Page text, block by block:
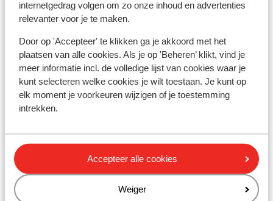
internetgedrag volgen om zo onze inhoud en advertenties
relevanter voor je te maken.
Door op 'Accepteer' te klikken ga je akkoord met het
plaatsen van alle cookies. Als je op 'Beheren’ klikt, vind je
meer informatie incl. de volledige lijst van cookies waar je
kunt selecteren welke cookies je wilt toestaan. Je kunt op
elk moment je voorkeuren wijzigen of je toestemming
intrekken.
Accepteer alle cookies
Weiger
regio Cefalu een plaatselijke Engelssprekende
vertegenwoordiger aanwezig.
Calabrië: in de regio Calabrië is geen Sunweb
reisleiding aanwezig. Je wordt hier opgevangen door
onze lokale Engelsprekende vertegenwoordiger.
Op het vaste land van Italië is geen reisleiding aanwezig.
Voor actuele informatie betreffende vaccinaties en
andere gegevens over gezondheid en reizen kijk op de
site van LCR: https://www.lcr.nl/.
Telefoneren: